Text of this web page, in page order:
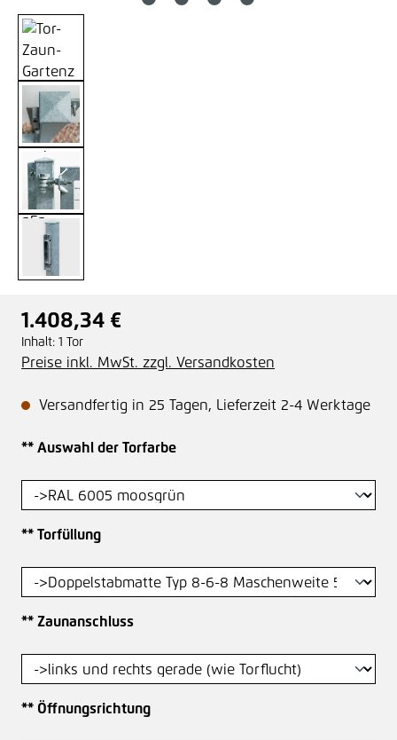
Regulärer Preis:
1.408,34 €
Inhalt: 1 Tor
Preise inkl. MwSt. zzgl. Versandkosten
Versandfertig in 25 Tagen, Lieferzeit 2-4 Werktage
** Auswahl der Torfarbeauswählen
** Torfüllungauswählen
** Zaunanschlussauswählen
** Öffnungsrichtungauswählen